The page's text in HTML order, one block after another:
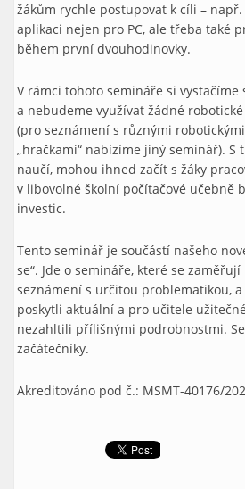
žákům rychle postupovat k cíli –
aplikaci nejen pro PC, ale třeba také
během první dvouhodinovky.
V rámci tohoto semináře si vystačíme
a nebudeme využívat žádné
(pro seznámení s různými
„hračkami“ nabízíme jiný seminář). S
naučí, mohou ihned začít s žáky
v libovolné školní počítačové učebně
investic.
Tento seminář je součástí našeho
se“. Jde o semináře, které se
seznámení s určitou problematikou, a
poskytli aktuální a pro učitele
nezahltili přílišnými podrobnostmi.
začátečníky.
Akreditováno pod č.: MSMT-40176/